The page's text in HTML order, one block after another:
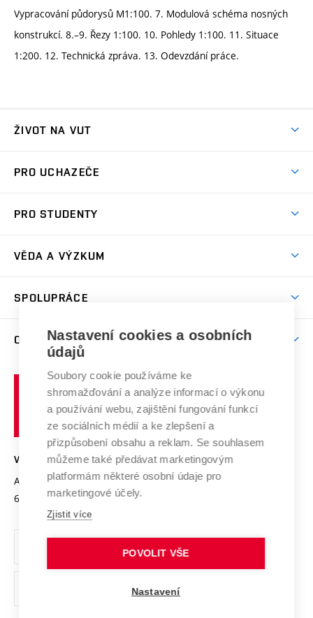
Vypracování půdorysů M1:100. 7. Modulová schéma nosných
konstrukcí. 8.–9. Řezy 1:100. 10. Pohledy 1:100. 11. Situace
1:200. 12. Technická zpráva. 13. Odevzdání práce.
ŽIVOT NA VUT
Koleje
Sport na VUT
Brno
PRO UCHAZEČE
Dny otevřených dveří
Celoživotní vzdělávání
E-přihláška
PRO STUDENTY
Harmonogram akademického roku
Závěrečné práce
Doktorské studium
Zpracování osobních údajů studentů
Sociální bezpečí
Studium bez bariér
Podpora podnikání
VĚDA A VÝZKUM
Mezinárodní vědecká rada
Systém zajišťování kvality výzkumu
Výzkumné infrastruktury
Transfer znalostí
Open Science
Projekty
Projekty ze strukturálních fondů
Specifický výzkum
SPOLUPRÁCE
Zahraniční spolupráce
Spolupráce se školami
Služby univerzity
Mezinárodní dohody
Univerzitní sítě
O UNIVERZITĚ
Profil univerzity
Udržitelná univerzita
Podnikavá univerzita / ContriBUTe
Bezpečná univerzita
Vyznamenání
Organizační struktura
Ochrana osobních údajů
odkaz)
učení
technické
VYSOKÉ UČENÍ TECHNICKÉ V BRNĚ
Antonínská 548/1
602 00 Brno
www.vut.cz
vut@vutbr.cz
Nastavení cookies a osobních
údajů
Soubory cookie používáme ke
shromažďování a analýze informací o výkonu
a používání webu, zajištění fungování funkcí
ze sociálních médií a ke zlepšení a
přizpůsobení obsahu a reklam. Se souhlasem
můžeme také předávat marketingovým
platformám některé osobní údaje pro
marketingové účely.
Zjistit více
POVOLIT VŠE
Nastavení